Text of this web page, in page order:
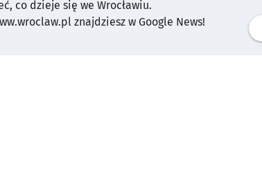
plany na jej dalszy rozwój!
co dzieje się we Wrocławiu.
znajdziesz w Google News!